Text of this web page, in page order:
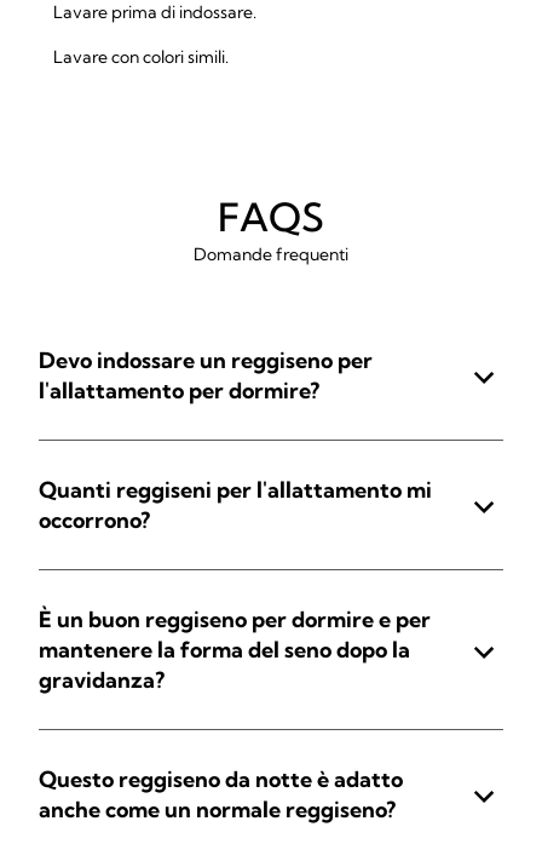
Lavare prima di indossare.
Lavare con colori simili.
FAQS
Domande frequenti
Devo indossare un reggiseno per
l'allattamento per dormire?
Quanti reggiseni per l'allattamento mi
occorrono?
È un buon reggiseno per dormire e per
mantenere la forma del seno dopo la
gravidanza?
Questo reggiseno da notte è adatto
anche come un normale reggiseno?